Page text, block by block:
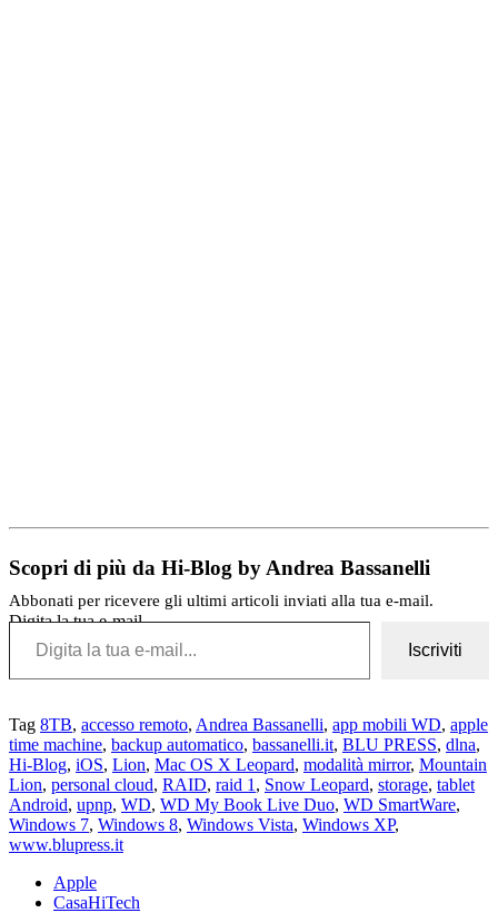
Scopri di più da Hi-Blog by Andrea Bassanelli
Abbonati per ricevere gli ultimi articoli inviati alla tua e-mail.
Digita la tua e-mail...
Iscriviti
Tag 8TB, accesso remoto, Andrea Bassanelli, app mobili WD, apple
time machine, backup automatico, bassanelli.it, BLU PRESS, dlna,
Hi-Blog, iOS, Lion, Mac OS X Leopard, modalità mirror, Mountain
Lion, personal cloud, RAID, raid 1 , Snow Leopard, storage, tablet
Android, upnp, WD, WD My Book Live Duo, WD SmartWare,
Windows 7, Windows 8, Windows Vista, Windows XP,
www.blupress.it
Apple
CasaHiTech